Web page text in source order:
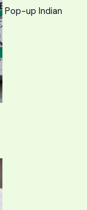
Pop-up Indian